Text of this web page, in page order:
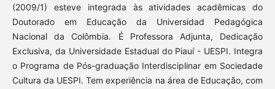
(2009/1) esteve integrada às atividades acadêmicas do
Doutorado em Educação da Universidad Pedagógica
Nacional da Colômbia. É Professora Adjunta, Dedicação
Exclusiva, da Universidade Estadual do Piauí - UESPI. Integra
o Programa de Pós-graduação Interdisciplinar em Sociedade
Cultura da UESPI. Tem experiência na área de Educação, com